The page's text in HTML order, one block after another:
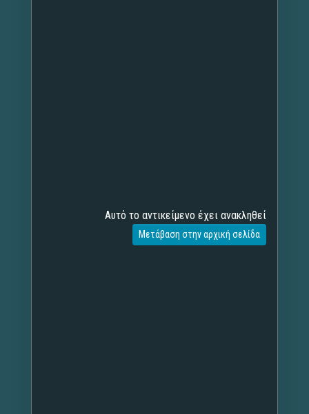
Αυτό το αντικείμενο έχει ανακληθεί
Μετάβαση στην αρχική σελίδα